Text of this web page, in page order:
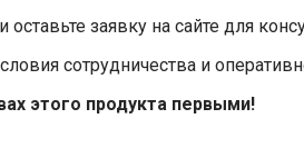
заявку на сайте для
сотрудничества и
этого продукта первыми!